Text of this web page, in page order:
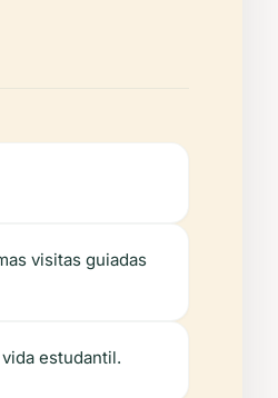
visitas guiadas
estudantil.